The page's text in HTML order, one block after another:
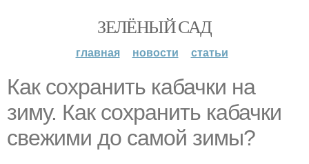
ЗЕЛЁНЫЙ САД
главная новости статьи
Как сохранить кабачки на
зиму. Как сохранить кабачки
свежими до самой зимы?